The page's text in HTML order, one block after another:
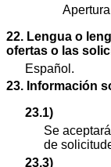
22. Lengua o
ofertas o las
Español.
23. Información
23.1)
Se
de
23.3)